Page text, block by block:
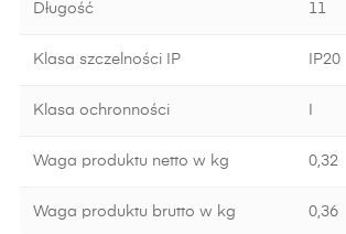
Długość 11
Klasa szczelności IP IP20
Klasa ochronności
Waga produktu netto w kg 0,32
Waga produktu brutto w kg 0,36